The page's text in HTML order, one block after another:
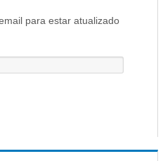
para estar atualizado